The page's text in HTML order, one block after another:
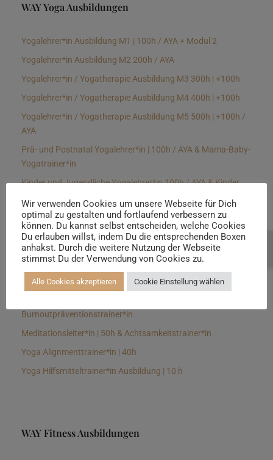
WAY Yoga Ausbildungen
Yogalehrer*in Ausbildung M1 | 100h / AYA + Modul 2
Yogalehrer*in Ausbildung M2 200h / AYA
Yogalehrer*in / Yogatherapie Ausbildung M3 300h | +100h
Yogalehrer*in / Yogatherapie Ausbildung M4 400h | +100h
Yogalehrer*in / Yogatherapie Ausbildung M5 500h | +100h /
AYA
Prä- und Postnatal Yogalehrer*in | 100h / AYA & Mama-Baby-
Yogatrainer*in
Kinder und Jugendliche Yogalehrer*in 100h / AYA & Kinder
Yin Yogalehrer*in | 100 h & Faszientrainer*in
Hormon Yogalehrer*in / Yogatherapeut*in &
Stressmanagementtrainer*in | 70h
Longevitytrainer*in
Burnoutpräventionstrainer*in
Meditationsleiter*in | 50h & Achtsamkeitstrainer*in
Yoga Alignmenttrainer*in | 40h
Yoga Hilfsmitteltrainer*in Ausbildung | 10 h
WAY Fitness Ausbildungen
Wir verwenden Cookies um unsere Webseite für Dich
optimal zu gestalten und fortlaufend verbessern zu
können. Du kannst selbst entscheiden, welche Cookies
Du erlauben willst, indem Du die entsprechenden Boxen
anhakst. Durch die weitere Nutzung der Webseite
stimmst Du der Verwendung von Cookies zu.
Alle Cookies akzeptieren Cookie Einstellung wählen
Beratung buchen